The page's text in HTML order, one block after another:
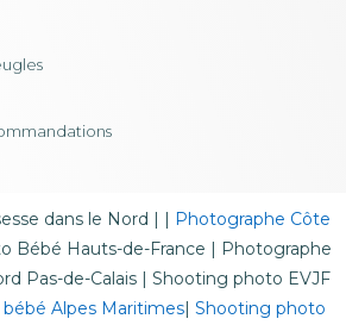
dans le Nord | | Photographe Côte
Bébé Hauts-de-France | Photographe
Pas-de-Calais| Shooting photo EVJF
Alpes Maritimes| Shooting photo